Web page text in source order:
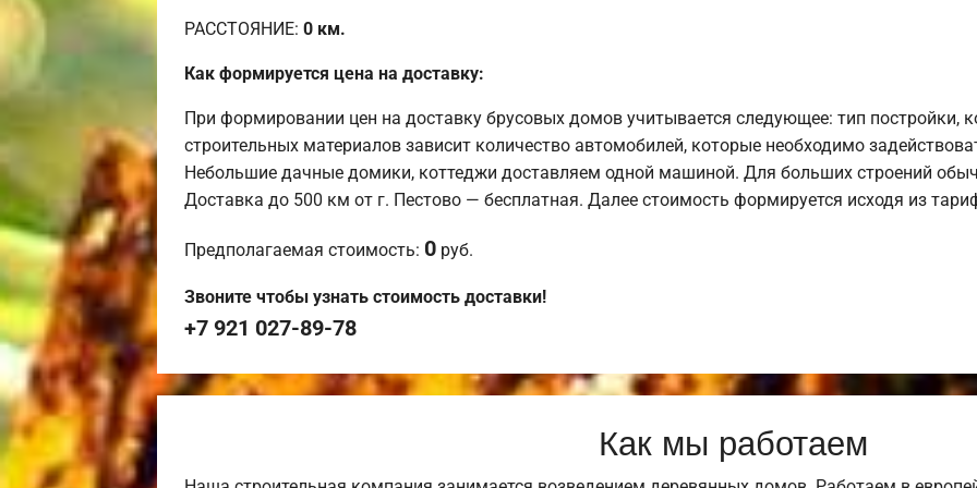
РАССТОЯНИЕ: 0 км.
Как формируется цена на доставку:
При формировании цен на доставку брусовых домов учитывается следующее: тип постройки,
строительных материалов зависит количество автомобилей, которые необходимо
Небольшие дачные домики, коттеджи доставляем одной машиной. Для больших строений
Доставка до 500 км от г. Пестово — бесплатная. Далее стоимость формируется исходя из
Предполагаемая стоимость: 0 руб.
Звоните чтобы узнать стоимость доставки!
+7 921 027-89-78
Как мы работаем